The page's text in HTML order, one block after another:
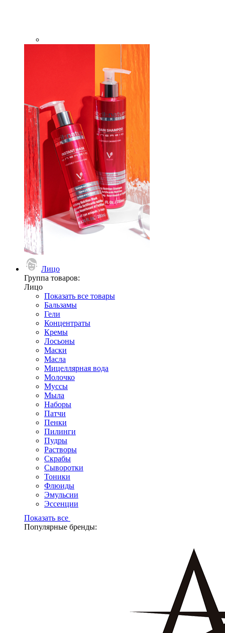
Лицо
Группа товаров:
Лицо
Показать все товары
Бальзамы
Гели
Концентраты
Кремы
Лосьоны
Маски
Масла
Мицеллярная вода
Молочко
Муссы
Мыла
Наборы
Патчи
Пенки
Пилинги
Пудры
Растворы
Скрабы
Сыворотки
Тоники
Флюиды
Эмульсии
Эссенции
Показать все
Популярные бренды: